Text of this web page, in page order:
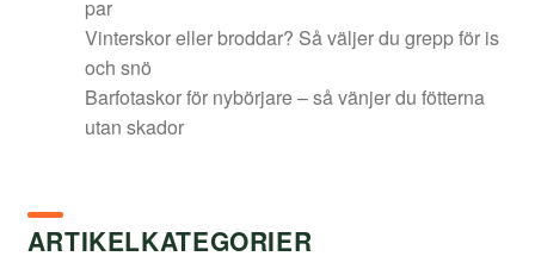
par
Vinterskor eller broddar? Så väljer du grepp för is
och snö
Barfotaskor för nybörjare – så vänjer du fötterna
utan skador
ARTIKELKATEGORIER